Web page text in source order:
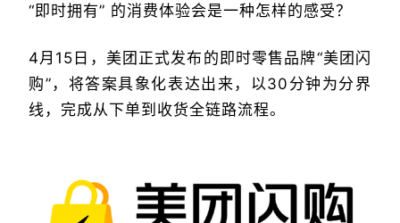
“即时拥有” 的消费体验会是一种怎样的感受？
4月15日，美团正式发布的即时零售品牌“美团闪
购”，将答案具象化表达出来，以30分钟为分界
线，完成从下单到收货全链路流程。